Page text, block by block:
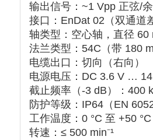
输出信号 ‌：‌ ~1 Vpp 正弦/
接口 ‌：‌ EnDat 02 （双通
轴类型 ‌：‌ 空心轴，直径 60
法兰类型 ‌：‌ 54C （带 180
电缆出口 ‌：‌ 切向（右向）
电源电压 ‌：‌ DC 3.6 V …
截止频率（-3 dB）
‌：‌ 400
防护等级 ‌：‌ IP64 （EN
工作温度 ‌：‌ 0 °C 至 +50 °C
转速 ‌：‌ ≤ 500 min⁻¹